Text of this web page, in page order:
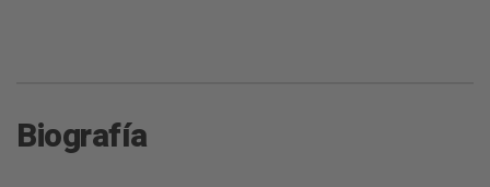
Biografía